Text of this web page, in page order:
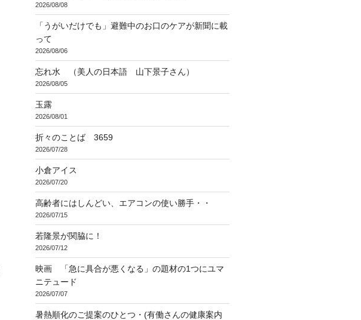
2026/08/08
「うがいだけでも」避難中のお口のケアが新聞に載
って
2026/08/06
忘れ水 （美人の日本語 山下景子さん）
2026/08/05
玉露
2026/08/01
折々のことば 3659
2026/07/28
小倉アイス
2026/07/20
高齢者にはしんどい、エアコンの使い勝手・・
2026/07/15
若隆景が関脇に！
2026/07/12
映画 「急に具合が悪くなる」の題材の1つにユマ
ニテュード
2026/07/07
暑熱順化のご提案のひとつ・(有働さんの健康案内